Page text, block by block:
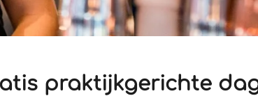
praktijkgerichte